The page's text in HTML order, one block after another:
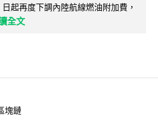
起再度下調內陸航線燃油附加費，
全文
塊鏈